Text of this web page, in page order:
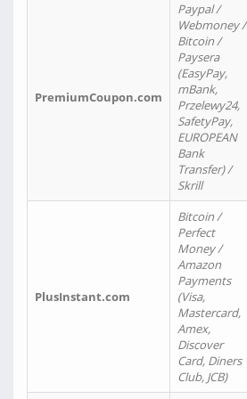
PremiumCoupon.com
Paypal /
Webmoney /
Bitcoin /
Paysera
(EasyPay,
mBank,
Przelewy24,
SafetyPay,
EUROPEAN
Bank
Transfer) /
Skrill
PlusInstant.com
Bitcoin /
Perfect
Money /
Amazon
Payments
(Visa,
Mastercard,
Amex,
Discover
Card, Diners
Club, JCB)